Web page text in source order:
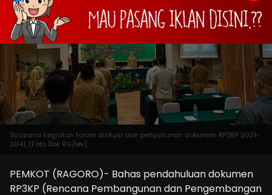
Suasana kegiatan forum diskusi dan penyusunan dokumen RP3KP 2021-
2041, (Foto Dok RG/lev).
PEMKOT (RAGORO)- Bahas pendahuluan dokumen
RP3KP (Rencana Pembangunan dan Pengembangan